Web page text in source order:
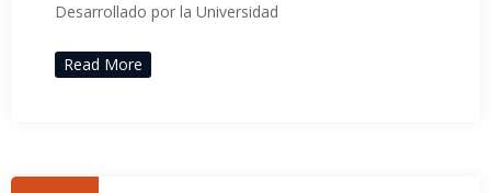
Desarrollado por la Universidad
Read More